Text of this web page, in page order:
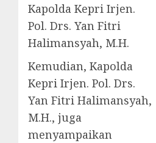
Kapolda Kepri Irjen.
Pol. Drs. Yan Fitri
Halimansyah, M.H.
Kemudian, Kapolda
Kepri Irjen. Pol. Drs.
Yan Fitri Halimansyah,
M.H., juga
menyampaikan